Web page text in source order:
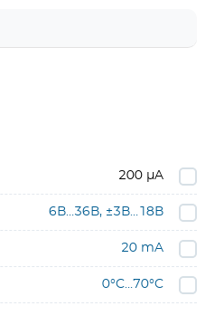
200 µA
6В…36В, ±3В…18В
20 mA
0°C…70°C